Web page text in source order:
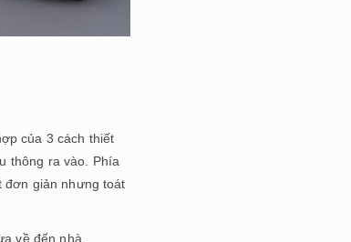
của 3 cách thiết
thông ra vào. Phía
đơn giản nhưng toát
về đến nhà.